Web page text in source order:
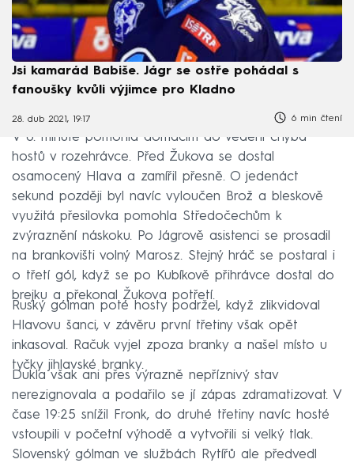
Jsi kamarád Babiše. Jágr se ostře pohádal s
fanoušky kvůli výjimce pro Kladno
28. dub 2021, 19:17 6 min čtení
V 8. minutě pomohla domácím do vedení chyba
hostů v rozehrávce. Před Žukova se dostal
osamocený Hlava a zamířil přesně. O jedenáct
sekund později byl navíc vyloučen Brož a bleskově
využitá přesilovka pomohla Středočechům k
zvýraznění náskoku. Po Jágrově asistenci se prosadil
na brankovišti volný Marosz. Stejný hráč se postaral i
o třetí gól, když se po Kubíkově přihrávce dostal do
brejku a překonal Žukova potřetí.
Ruský gólman poté hosty podržel, když zlikvidoval
Hlavovu šanci, v závěru první třetiny však opět
inkasoval. Račuk vyjel zpoza branky a našel místo u
tyčky jihlavské branky.
Dukla však ani přes výrazně nepříznivý stav
nerezignovala a podařilo se jí zápas zdramatizovat. V
čase 19:25 snížil Fronk, do druhé třetiny navíc hosté
vstoupili v početní výhodě a vytvořili si velký tlak.
Slovenský gólman ve službách Rytířů ale předvedl